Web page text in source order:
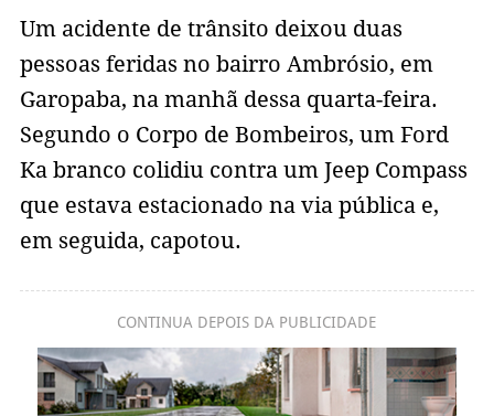
Um acidente de trânsito deixou duas
pessoas feridas no bairro Ambrósio, em
Garopaba, na manhã dessa quarta-feira.
Segundo o Corpo de Bombeiros, um Ford
Ka branco colidiu contra um Jeep Compass
que estava estacionado na via pública e,
em seguida, capotou.
CONTINUA DEPOIS DA PUBLICIDADE